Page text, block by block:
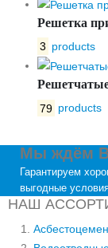
Решетка
3 products
79 products
Мы ждём
Гарантируем
выгодные
НАШ